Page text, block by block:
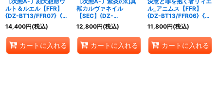
ルト＆ルエル【FFR】
{DZ-BT13/FFR07}《ダ
ークステイツケテルサン
クチュアリ》
14,400円(税込)
カートに入れる
獣カルヴァネイル
【SEC】{DZ-
BT13/SEC02}《ダーク
ステイツ》
12,800円(税込)
カートに入れる
ル_アニムス【FFR】
{DZ-BT13/FFR06}《ダ
ークステイツ/ケテルサ
ンクチュアリ》
11,800円(税込)
カートに入れる